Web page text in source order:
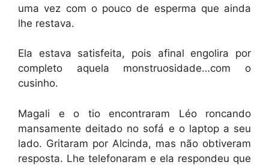
uma vez com o pouco de esperma que ainda
lhe restava.
Ela estava satisfeita, pois afinal engolira por
completo aquela monstruosidade…com o
cusinho.
Magali e o tio encontraram Léo roncando
mansamente deitado no sofá e o laptop a seu
lado. Gritaram por Alcinda, mas não obtiveram
resposta. Lhe telefonaram e ela respondeu que